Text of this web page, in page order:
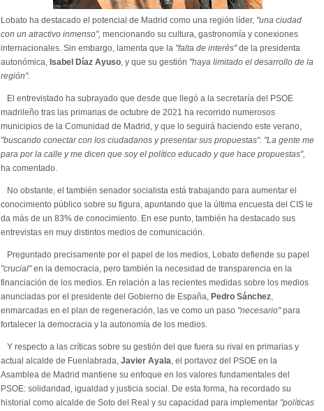
Lobato ha destacado el potencial de Madrid como una región líder, "una ciudad
con un atractivo inmenso", mencionando su cultura, gastronomía y conexiones
internacionales. Sin embargo, lamenta que la "falta de interés"de la presidenta
autonómica, Isabel Díaz Ayuso, y que su gestión "haya limitado el desarrollo de la
región".
El entrevistado ha subrayado que desde que llegó a la secretaría del PSOE
madrileño tras las primarias de octubre de 2021 ha recorrido numerosos
municipios de la Comunidad de Madrid, y que lo seguirá haciendo este verano,
"buscando conectar con los ciudadanos y presentar sus propuestas". "La gente me
para por la calle y me dicen que soy el político educado y que hace propuestas",
ha comentado.
No obstante, el también senador socialista está trabajando para aumentar el
conocimiento público sobre su figura, apuntando que la última encuesta del CIS le
da más de un 83% de conocimiento. En ese punto, también ha destacado sus
entrevistas en muy distintos medios de comunicación.
Preguntado precisamente por el papel de los medios, Lobato defiende su papel
"crucial"en la democracia, pero también la necesidad de transparencia en la
financiación de los medios. En relación a las recientes medidas sobre los medios
anunciadas por el presidente del Gobierno de España, Pedro Sánchez,
enmarcadas en el plan de regeneración, las ve como un paso "necesario"para
fortalecer la democracia y la autonomía de los medios.
Y respecto a las críticas sobre su gestión del que fuera su rival en primarias y
actual alcalde de Fuenlabrada, Javier Ayala, el portavoz del PSOE en la
Asamblea de Madrid mantiene su enfoque en los valores fundamentales del
PSOE: solidaridad, igualdad y justicia social. De esta forma, ha recordado su
historial como alcalde de Soto del Real y su capacidad para implementar "políticas